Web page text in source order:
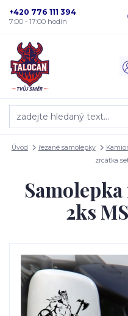
+420 776 111 394
7:00 - 17:00 hodin
Úvod řezané samolepky
zrcátka
2ks